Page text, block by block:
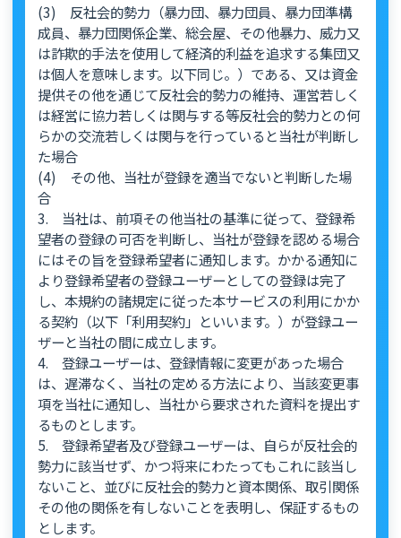
(3) 反社会的勢力（暴力団、暴力団員、暴力団準構
成員、暴力団関係企業、総会屋、その他暴力、威力又
は詐欺的手法を使用して経済的利益を追求する集団又
は個人を意味します。以下同じ。）である、又は資金
提供その他を通じて反社会的勢力の維持、運営若しく
は経営に協力若しくは関与する等反社会的勢力との何
らかの交流若しくは関与を行っていると当社が判断し
た場合
(4) その他、当社が登録を適当でないと判断した場
合
3. 当社は、前項その他当社の基準に従って、登録希
望者の登録の可否を判断し、当社が登録を認める場合
にはその旨を登録希望者に通知します。かかる通知に
より登録希望者の登録ユーザーとしての登録は完了
し、本規約の諸規定に従った本サービスの利用にかか
る契約（以下「利用契約」といいます。）が登録ユー
ザーと当社の間に成立します。
4. 登録ユーザーは、登録情報に変更があった場合
は、遅滞なく、当社の定める方法により、当該変更事
項を当社に通知し、当社から要求された資料を提出す
るものとします。
5. 登録希望者及び登録ユーザーは、自らが反社会的
勢力に該当せず、かつ将来にわたってもこれに該当し
ないこと、並びに反社会的勢力と資本関係、取引関係
その他の関係を有しないことを表明し、保証するもの
とします。